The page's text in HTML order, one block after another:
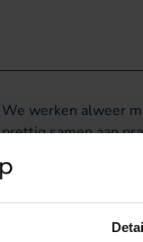
We werken alweer
prettig samen aan
collega’s direct mee
feedback vanuit de